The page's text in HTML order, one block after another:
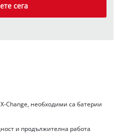
сега
Change, необходими са батерии
и продължителна работа